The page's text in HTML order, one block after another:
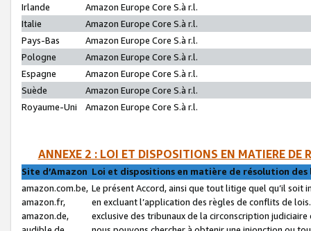
Irlande
Amazon Europe Core S.à r.l.
Italie
Amazon Europe Core S.à r.l.
Pays-Bas
Amazon Europe Core S.à r.l.
Pologne
Amazon Europe Core S.à r.l.
Espagne
Amazon Europe Core S.à r.l.
Suède
Amazon Europe Core S.à r.l.
Royaume-Uni
Amazon Europe Core S.à r.l.
ANNEXE 2 : LOI ET DISPOSITIONS EN MATIERE DE
Site d’Amazon Loi et dispositions en matière de résolution
amazon.com.be,
amazon.fr,
amazon.de,
Le présent Accord, ainsi que tout litige quel qu’il soit
en excluant l’application des règles de conflits de
exclusive des tribunaux de la circonscription